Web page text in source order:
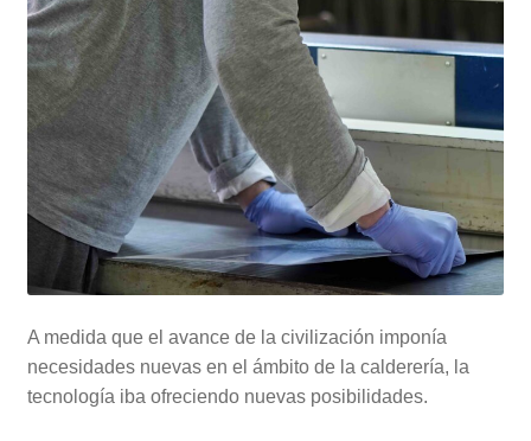
A medida que el avance de la civilización imponía
necesidades nuevas en el ámbito de la calderería, la
tecnología iba ofreciendo nuevas posibilidades.